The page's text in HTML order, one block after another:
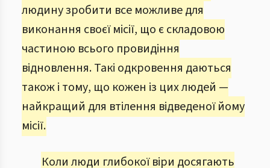
людину зробити все можливе для
виконання своєї місії, що є складовою
частиною всього провидіння
відновлення. Такі одкровення даються
також і тому, що кожен із цих людей —
найкращий для втілення відведеної йому
місії.
Коли люди глибокої віри досягають